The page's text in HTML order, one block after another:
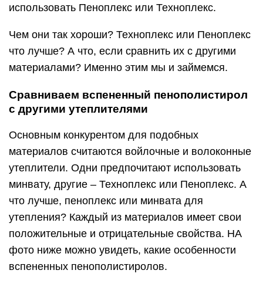
использовать Пеноплекс или Техноплекс.
Чем они так хороши? Техноплекс или Пеноплекс
что лучше? А что, если сравнить их с другими
материалами? Именно этим мы и займемся.
Сравниваем вспененный пенополистирол
с другими утеплителями
Основным конкурентом для подобных
материалов считаются войлочные и волоконные
утеплители. Одни предпочитают использовать
минвату, другие – Техноплекс или Пеноплекс. А
что лучше, пеноплекс или минвата для
утепления? Каждый из материалов имеет свои
положительные и отрицательные свойства. НА
фото ниже можно увидеть, какие особенности
вспененных пенополистиролов.